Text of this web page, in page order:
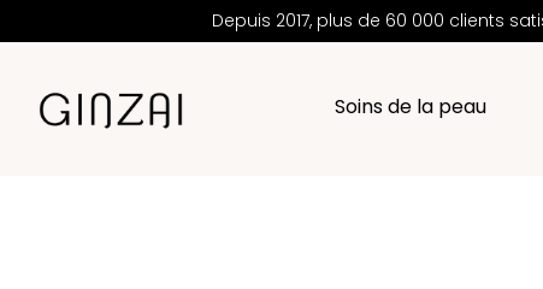
Depuis 2017, plus de 60 000 clients
Soins de la peau